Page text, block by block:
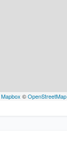
Mapbox ©OpenStreetMap